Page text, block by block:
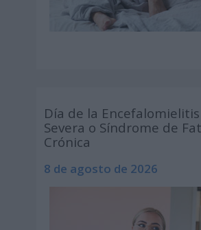
Día de la
Severa o Síndrome de
Crónica
8 de agosto de 2026